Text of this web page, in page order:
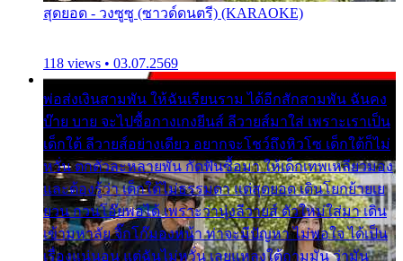
สุดยอด - วงซูซู (ซาวด์ดนตรี) (KARAOKE)
118 views • 03.07.2569
พ่อส่งเงินสามพัน ให้ฉันเรียนราม ได้อีกสักสามพัน ฉันคง
บ๊าย บาย จะไปซื้อกางเกงยีนส์ ลีวายส์มาใส่ เพราะเราเป็น
เด็กใต้ ลีวายส์อย่างเดียว อยากจะโชว์ถึงหิวโซ เด็กใต้ก็ไม่
หวั่น ตกตัวละหลายพัน กัดฟันซื้อมา ให้เด็กเทพเหลียวมอง
และต้องรู้ว่า เด็กใต้ไม่ธรรมดา แต่สุดยอด เดินโยกย้ายเย
ยวน กวนโอ๊ยพอได้ เพราะว่านุ่งลีวายส์ ตัวใหม่ใส่มา เดิน
เข้ามหาลัย จิ๊กโก๊มองหน้า ท่าจะมีปัญหา ไม่พอใจ ได้เป็น
เรื่องแน่นอน แต่ฉันไม่หวั่น เลยแหลงใต้ถามมัน ว่ามัน